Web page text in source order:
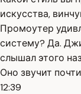
искусства,
Промоутер
систему? Да.
слышал этого
Оно звучит
12:39